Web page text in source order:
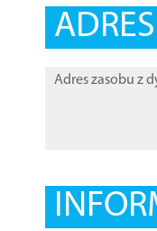
Adres zasobu z